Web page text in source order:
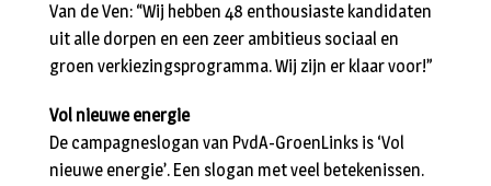
Van de Ven: “Wij hebben 48 enthousiaste kandidaten
uit alle dorpen en een zeer ambitieus sociaal en
groen verkiezingsprogramma. Wij zijn er klaar voor!”
Vol nieuwe energie
De campagneslogan van PvdA-GroenLinks is ‘Vol
nieuwe energie’. Een slogan met veel betekenissen.